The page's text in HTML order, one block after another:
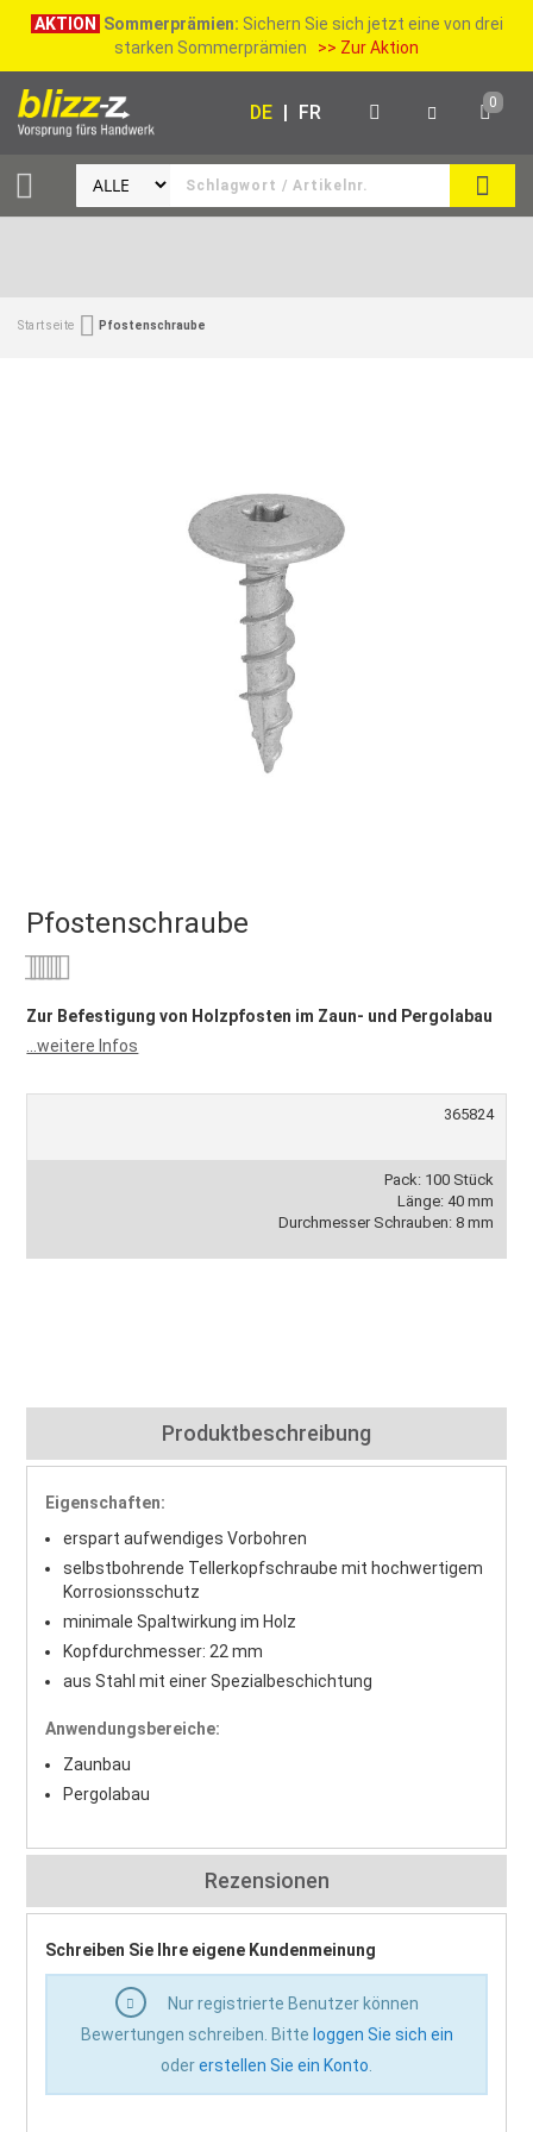
AKTION Sommerprämien: Sichern Sie sich jetzt eine von drei
starken Sommerprämien >> Zur Aktion
SUCHE
DE | FR 0
Startseite Pfostenschraube
Pfostenschraube
Bewertung:
Zur Befestigung von Holzpfosten im Zaun- und Pergolabau
...weitere Infos
365824
Pack: 100 Stück
Länge: 40 mm
Durchmesser Schrauben: 8 mm
Produktbeschreibung
Eigenschaften:
erspart aufwendiges Vorbohren
selbstbohrende Tellerkopfschraube mit hochwertigem
Korrosionsschutz
minimale Spaltwirkung im Holz
Kopfdurchmesser: 22 mm
aus Stahl mit einer Spezialbeschichtung
Anwendungsbereiche:
Zaunbau
Pergolabau
Rezensionen
Schreiben Sie Ihre eigene Kundenmeinung
Nur registrierte Benutzer können
Bewertungen schreiben. Bitte loggen Sie sich ein
odererstellen Sie ein Konto